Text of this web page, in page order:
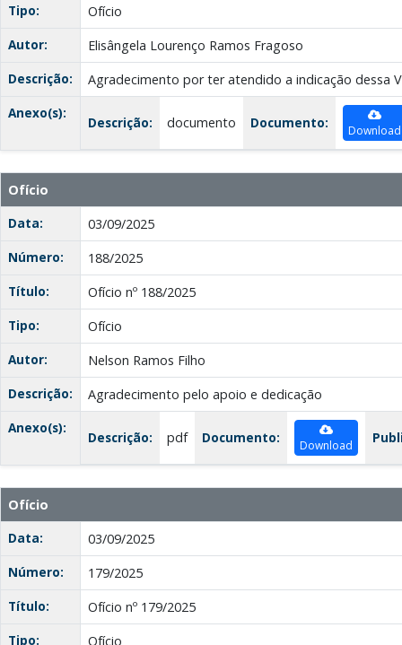
Tipo:
Ofício
Autor:
Elisângela Lourenço Ramos Fragoso
Descrição:
Agradecimento por ter atendido a indicação dessa
Anexo(s):
Descrição: documento Documento: Download
Ofício
Data:
03/09/2025
Número:
188/2025
Título:
Ofício nº 188/2025
Tipo:
Ofício
Autor:
Nelson Ramos Filho
Descrição:
Agradecimento pelo apoio e dedicação
Anexo(s):
Descrição: pdf Documento: Download
Ofício
Data:
03/09/2025
Número:
179/2025
Título:
Ofício nº 179/2025
Tipo:
Ofício